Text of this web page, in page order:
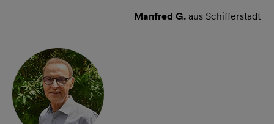
Manfred G. aus Schifferstadt